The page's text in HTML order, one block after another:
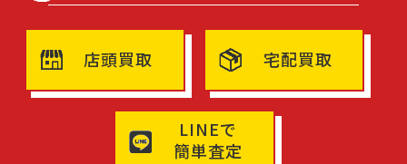
店頭買取 宅配買取
LINEで
簡単査定